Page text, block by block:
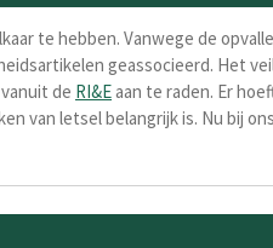
te hebben. Vanwege de
geassocieerd. Het
de RI&E aan te raden. Er
van letsel belangrijk is. Nu bij